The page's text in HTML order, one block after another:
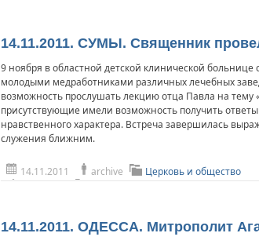
14.11.2011. СУМЫ. Священник
9 ноября в областной детской клинической
молодыми медработниками различных лечебных
возможность прослушать лекцию отца Павла на
присутствующие имели возможность получить
нравственного характера. Встреча завершилась
служения ближним.
14.11.2011 archive Церковь и общество
14.11.2011. ОДЕССА. Митрополит